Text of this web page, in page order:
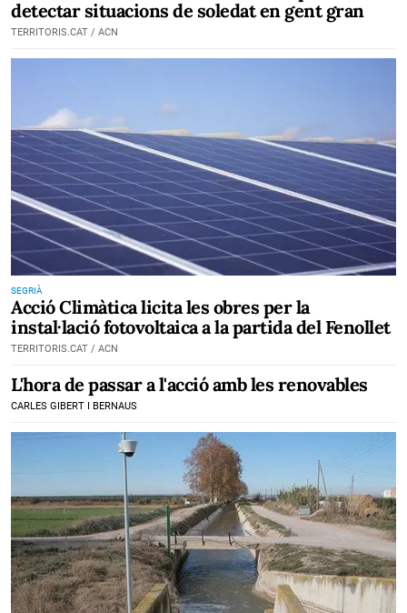
detectar situacions de soledat en gent gran
TERRITORIS.CAT / ACN
SEGRIÀ
Acció Climàtica licita les obres per la
instal·lació fotovoltaica a la partida del Fenollet
TERRITORIS.CAT / ACN
L'hora de passar a l'acció amb les renovables
CARLES GIBERT I BERNAUS